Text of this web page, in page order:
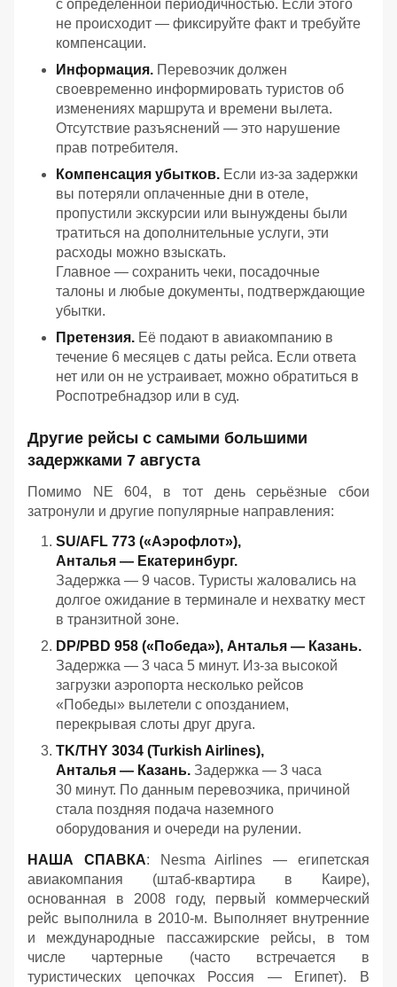
с определённой периодичностью. Если этого
не происходит — фиксируйте факт и требуйте
компенсации.
Информация. Перевозчик должен
своевременно информировать туристов об
изменениях маршрута и времени вылета.
Отсутствие разъяснений — это нарушение
прав потребителя.
Компенсация убытков. Если из‑за задержки
вы потеряли оплаченные дни в отеле,
пропустили экскурсии или вынуждены были
тратиться на дополнительные услуги, эти
расходы можно взыскать.
Главное — сохранить чеки, посадочные
талоны и любые документы, подтверждающие
убытки.
Претензия. Её подают в авиакомпанию в
течение 6 месяцев с даты рейса. Если ответа
нет или он не устраивает, можно обратиться в
Роспотребнадзор или в суд.
Другие рейсы с самыми большими
задержками 7 августа
Помимо NE 604, в тот день серьёзные сбои
затронули и другие популярные направления:
SU/AFL 773 («Аэрофлот»),
Анталья — Екатеринбург.
Задержка — 9 часов. Туристы жаловались на
долгое ожидание в терминале и нехватку мест
в транзитной зоне.
DP/PBD 958 («Победа»), Анталья — Казань.
Задержка — 3 часа 5 минут. Из‑за высокой
загрузки аэропорта несколько рейсов
«Победы» вылетели с опозданием,
перекрывая слоты друг друга.
TK/THY 3034 (Turkish Airlines),
Анталья — Казань. Задержка — 3 часа
30 минут. По данным перевозчика, причиной
стала поздняя подача наземного
оборудования и очереди на рулении.
НАША СПАВКА: Nesma Airlines — египетская
авиакомпания (штаб-квартира в Каире),
основанная в 2008 году, первый коммерческий
рейс выполнила в 2010-м. Выполняет внутренние
и международные пассажирские рейсы, в том
числе чартерные (часто встречается в
туристических цепочках Россия — Египет). В